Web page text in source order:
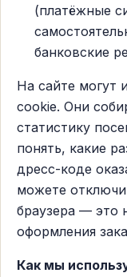
(платёжные
банковские
На сайте могут
cookie. Они
статистику
понять, какие
дресс-коде
можете
браузера — это
оформления
Как мы